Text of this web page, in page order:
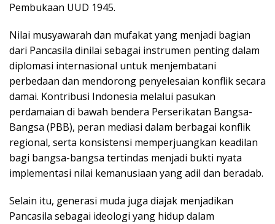
Pembukaan UUD 1945.
Nilai musyawarah dan mufakat yang menjadi bagian
dari Pancasila dinilai sebagai instrumen penting dalam
diplomasi internasional untuk menjembatani
perbedaan dan mendorong penyelesaian konflik secara
damai. Kontribusi Indonesia melalui pasukan
perdamaian di bawah bendera Perserikatan Bangsa-
Bangsa (PBB), peran mediasi dalam berbagai konflik
regional, serta konsistensi memperjuangkan keadilan
bagi bangsa-bangsa tertindas menjadi bukti nyata
implementasi nilai kemanusiaan yang adil dan beradab.
Selain itu, generasi muda juga diajak menjadikan
Pancasila sebagai ideologi yang hidup dalam